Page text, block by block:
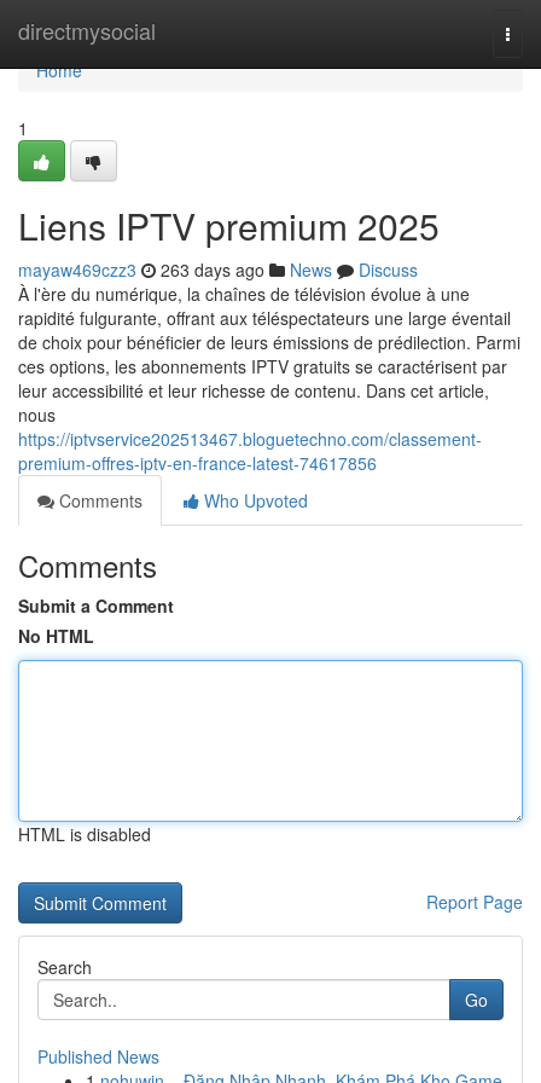
directmysocial
Home
Home
1
Liens IPTV premium 2025
mayaw469czz3 263 days ago News
Discuss
À l'ère du numérique, la chaînes de télévision évolue à une
rapidité fulgurante, offrant aux téléspectateurs une large éventail
de choix pour bénéficier de leurs émissions de prédilection. Parmi
ces options, les abonnements IPTV gratuits se caractérisent par
leur accessibilité et leur richesse de contenu. Dans cet article,
nous
https://iptvservice202513467.bloguetechno.com/classement-
premium-offres-iptv-en-france-latest-74617856
Comments
Who Upvoted
Comments
Submit a Comment
No HTML
HTML is disabled
Report Page
Search
Go
Published News